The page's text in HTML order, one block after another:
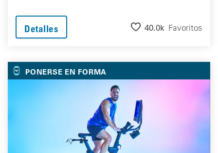
Detalles 40.0k Favoritos
PONERSE EN FORMA